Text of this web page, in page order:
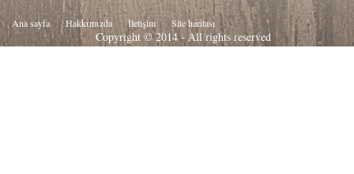
Ana sayfa Hakkιmιzda İletişim Site haritası
Copyright © 2014 - All rights reserved